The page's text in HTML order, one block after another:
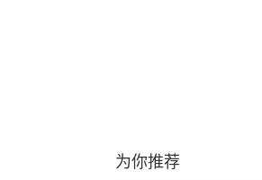
为你推荐